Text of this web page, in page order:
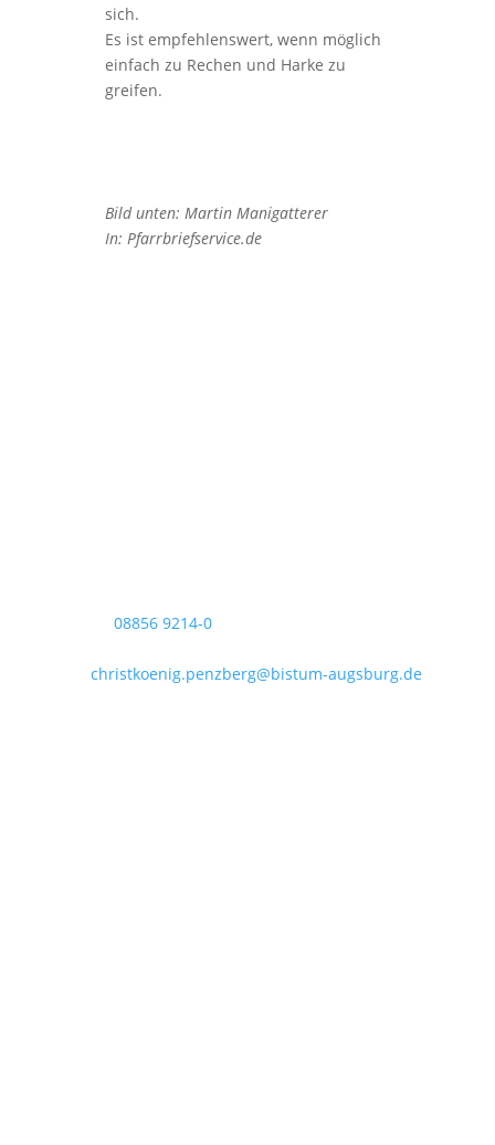
sich.
Es ist empfehlenswert, wenn möglich
einfach zu Rechen und Harke zu
greifen.
Bild unten: Martin Manigatterer
In: Pfarrbriefservice.de
08856 9214-0
christkoenig.penzberg@bistum-augsburg.de